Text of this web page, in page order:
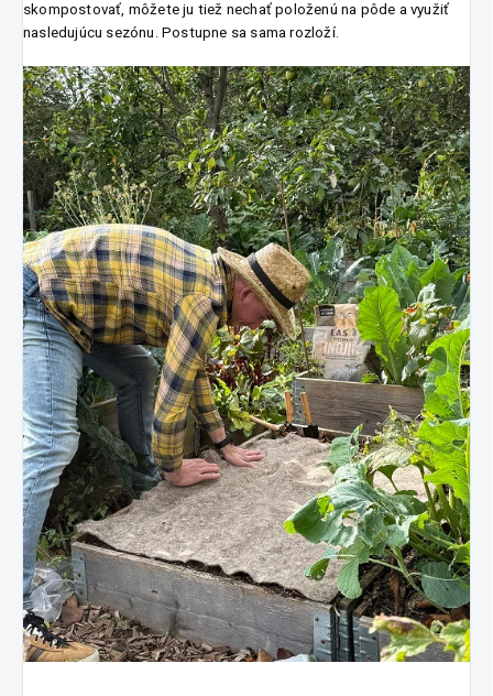
skompostovať, môžete ju tiež nechať položenú na pôde a využiť
nasledujúcu sezónu. Postupne sa sama rozloží.